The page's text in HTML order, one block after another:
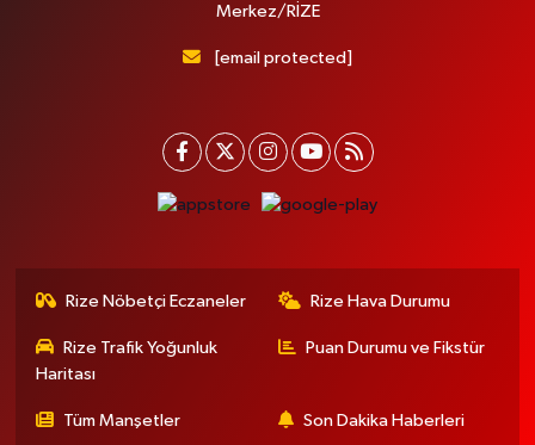
Merkez/RİZE
[email protected]
Rize Nöbetçi Eczaneler Rize Hava Durumu
Rize Trafik Yoğunluk
Haritası
Puan Durumu ve Fikstür
Tüm Manşetler Son Dakika Haberleri